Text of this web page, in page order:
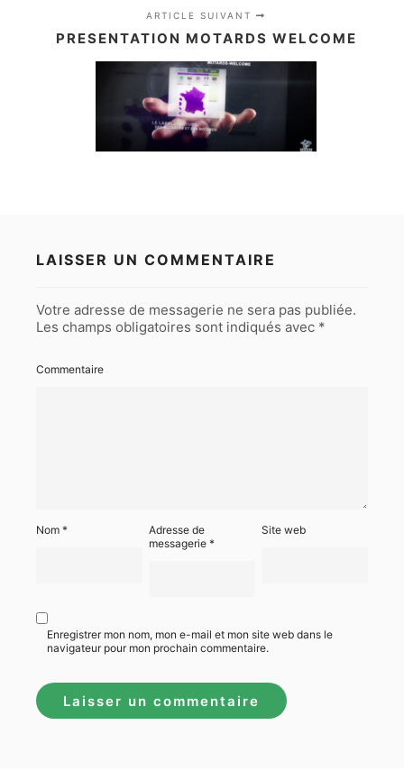
ARTICLE SUIVANT
PRESENTATION MOTARDS WELCOME
LAISSER UN COMMENTAIRE
Votre adresse de messagerie ne sera pas publiée.
Les champs obligatoires sont indiqués avec *
Commentaire
Nom *
Adresse de
messagerie*
Site web
Enregistrer mon nom, mon e-mail et mon site web dans le
navigateur pour mon prochain commentaire.